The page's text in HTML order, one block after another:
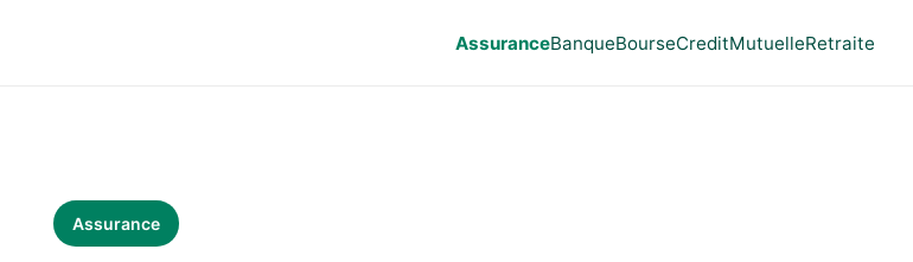
AssuranceBanqueBourseCreditMutuelleRetraite
Assurance